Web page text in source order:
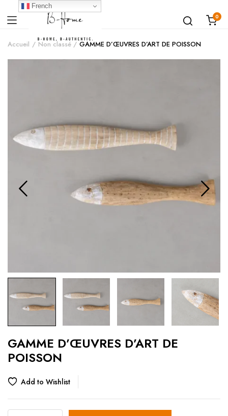
0
Accueil Non classé GAMME D’ŒUVRES D’ART DE POISSON
GAMME D’ŒUVRES D’ART DE
POISSON
Add to Wishlist
French